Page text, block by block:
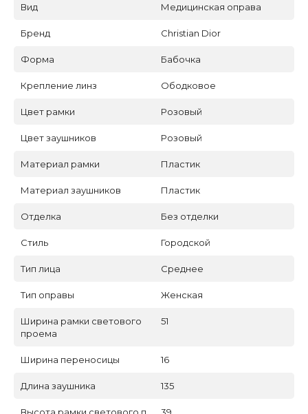
Вид Медицинская оправа
Бренд Christian Dior
Форма Бабочка
Крепление линз Ободковое
Цвет рамки Розовый
Цвет заушников Розовый
Материал рамки Пластик
Материал заушников Пластик
Отделка Без отделки
Стиль Городской
Тип лица Среднее
Тип оправы Женская
Ширина рамки светового
проема
51
Ширина переносицы 16
Длина заушника 135
Высота рамки светового п
39